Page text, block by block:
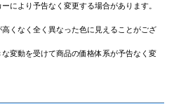
により予告なく変更する場合があります。
くなく全く異なった色に見えることがござ
変動を受けて商品の価格体系が予告なく変